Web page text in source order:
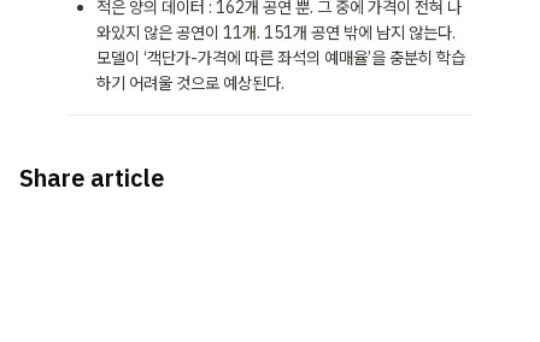
적은 양의 데이터 : 162개 공연 뿐. 그 중에 가격이 전혀 나
와있지 않은 공연이 11개. 151개 공연 밖에 남지 않는다.
모델이 ‘객단가-가격에 따른 좌석의 예매율’을 충분히 학습
하기 어려울 것으로 예상된다.
Share article